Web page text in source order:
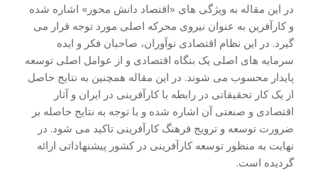
در این مقاله به ویژگی های «اقتصاد دانش محور» اشاره شده
و کارآفرین به عنوان نیروی محرکه اصلی مورد توجه قرار می
گیرد. در این نظام اقتصادی نوآوران، صاحبان فکر و ایده
سرمایه های اصلی یک بنگاه اقتصادی و از عوامل اصلی توسعه
پایدار محسوب می شوند. در این مقاله همچنین به نتایج حاصل
از یک کار تحقیقاتی در رابطه با کارآفرینی در ایران و آثار
اقتصادی و صنعتی آن اشاره شده و با توجه به نتایج حاصله بر
ضرورت توسعه و ترویج فرهنگ کارآفرینی تاکید می شود. در
نهایت به منظور توسعه کارآفرینی در کشور پیشنهاداتی ارائه
گردیده است.